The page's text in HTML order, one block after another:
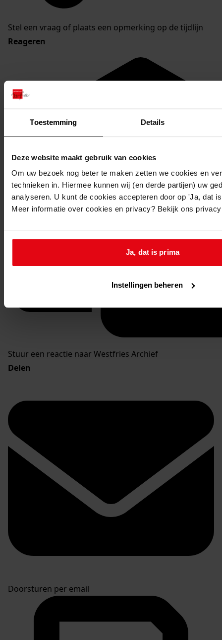
Toestemming Details
Deze website maakt gebruik van cookies
Om uw bezoek nog beter te maken zetten we cookies en
technieken in. Hiermee kunnen wij (en derde partijen) uw
analyseren. U kunt de cookies accepteren door op 'Ja, dat
Meer informatie over cookies en privacy? Bekijk ons
Ja, dat is prima
Instellingen beheren
Stel een vraag of plaats een opmerking op de tijdlijn
Reageren
Stuur een reactie naar Westfries Archief
Delen
Doorsturen per email